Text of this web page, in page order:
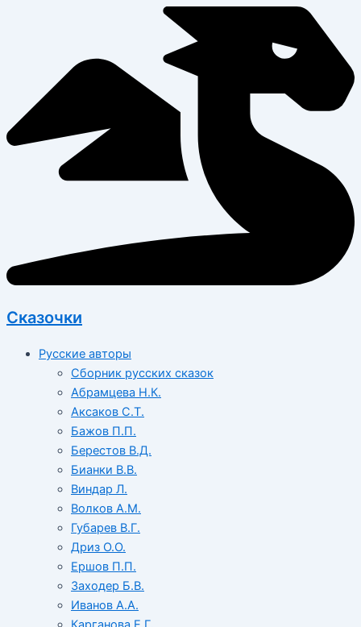
Сказочки
Русские авторы
Сборник русских сказок
Абрамцева Н.К.
Аксаков С.Т.
Бажов П.П.
Берестов В.Д.
Бианки В.В.
Виндар Л.
Волков А.М.
Губарев В.Г.
Дриз О.О.
Ершов П.П.
Заходер Б.В.
Иванов А.А.